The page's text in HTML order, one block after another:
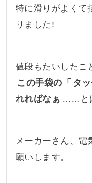
特に滑りがよくて
りました!
値段もたいしたこ
この手袋の「 タ
れればなぁ ……と
メーカーさん、電
願いします。